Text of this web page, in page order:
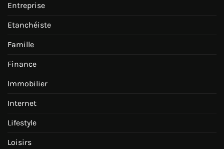
Entreprise
Etanchéiste
Famille
Finance
Immobilier
Internet
Lifestyle
Loisirs